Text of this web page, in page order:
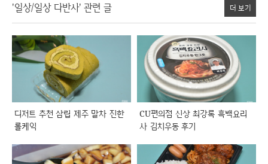
'일상/일상 다반사' 관련 글 더 보기
디저트 추천 삼립 제주 말차 진한
롤케익
CU편의점 신상 최강록 흑백요리
사 김치우동 후기